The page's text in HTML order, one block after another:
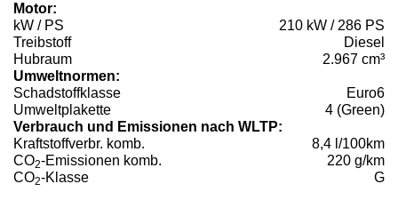
Motor:
kW / PS
210 kW / 286 PS
Treibstoff
Diesel
Hubraum
2.967 cm³
Umweltnormen:
Schadstoffklasse
Euro6
Umweltplakette
4 (Green)
Verbrauch und Emissionen nach WLTP:
Kraftstoffverbr. komb.
8,4 l/100km
CO2-Emissionen komb.
220 g/km
CO2-Klasse G